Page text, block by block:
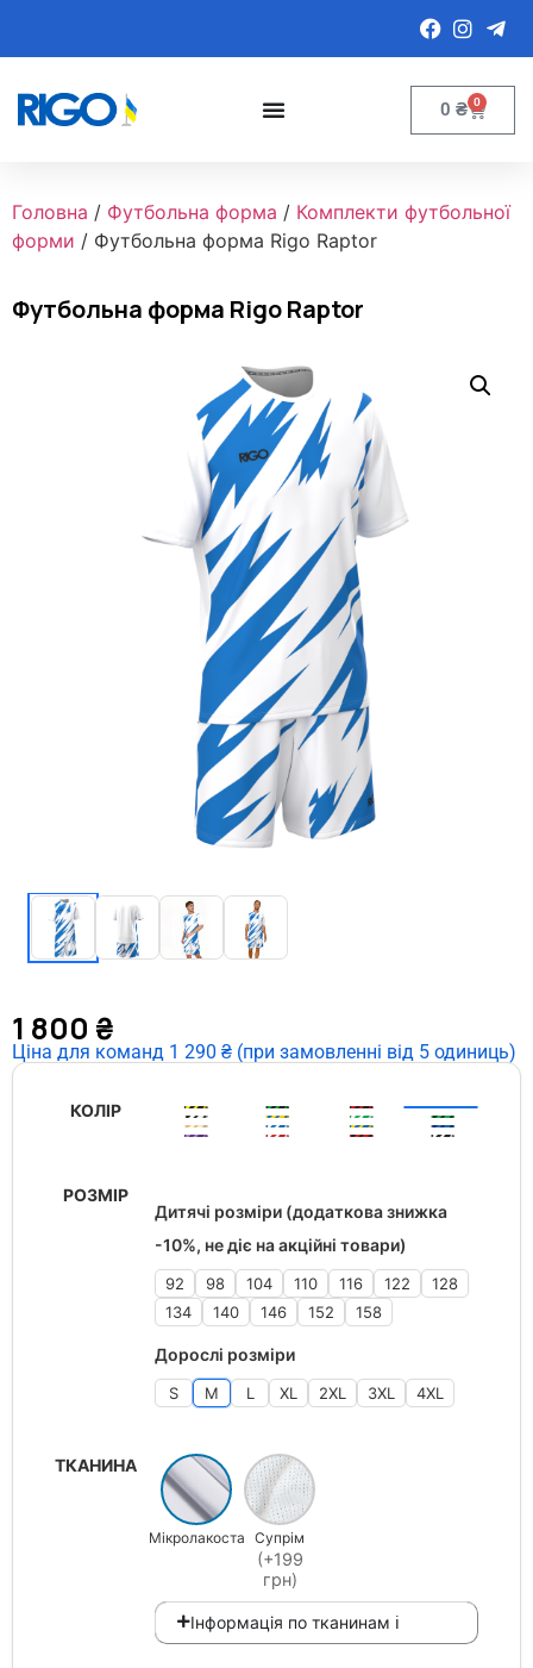
0 ₴ 0
Головна / Футбольна форма / Комплекти футбольної
форми / Футбольна форма Rigo Raptor
Футбольна форма Rigo Raptor
1 800 ₴
Ціна для команд 1 290 ₴ (при замовленні від 5 одиниць)
КОЛІР
РОЗМІР
Дитячі розміри (додаткова знижка
-10%, не діє на акційні товари)
92 98 104 110 116 122
128
134
140 146 152 158
Дорослі розміри
S M L XL 2XL 3XL 4XL
ТКАНИНА
Мікролакоста Супрім
(+199
грн)
Інформація по тканинам ℹ